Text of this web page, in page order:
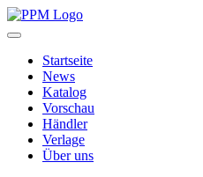
Startseite
News
Katalog
Vorschau
Händler
Verlage
Über uns